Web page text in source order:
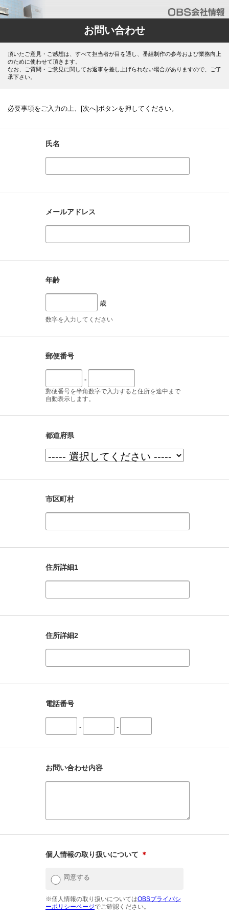
お問い合わせ
頂いたご意見・ご感想は、すべて担当者が目を通し、番組制作の参考および業務向上
のために使わせて頂きます。
なお、ご質問・ご意見に関してお返事を差し上げられない場合がありますので、ご了
承下さい。
必要事項をご入力の上、[次へ]ボタンを押してください。
氏名
メールアドレス
年齢
歳
数字を入力してください
郵便番号
-
郵便番号を半角数字で入力すると住所を途中まで
自動表示します。
都道府県
市区町村
住所詳細1
住所詳細2
電話番号
- -
お問い合わせ内容
個人情報の取り扱いについて ＊
同意する
※個人情報の取り扱いについてはOBSプライバシ
ーポリシーページでご確認ください。